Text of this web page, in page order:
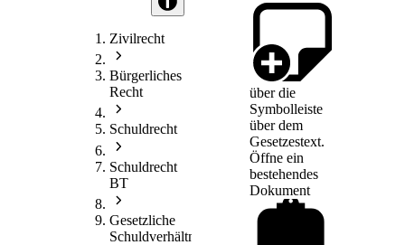
Zivilrecht
Bürgerliches
Recht
Schuldrecht
Schuldrecht
BT
Gesetzliche
Schuldverhältnisse
über die
Symbolleiste
über dem
Gesetzestext.
Öffne ein
bestehendes
Dokument